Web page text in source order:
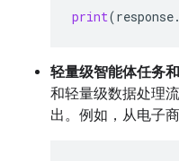
print(response.
轻量级智能体任务
和轻量级数据处理
出。例如，从电子